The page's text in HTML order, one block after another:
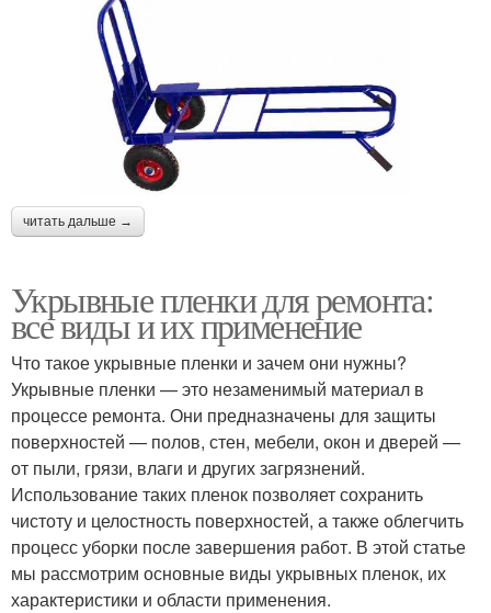
читать дальше →
Укрывные пленки для ремонта:
все виды и их применение
Что такое укрывные пленки и зачем они нужны?
Укрывные пленки — это незаменимый материал в
процессе ремонта. Они предназначены для защиты
поверхностей — полов, стен, мебели, окон и дверей —
от пыли, грязи, влаги и других загрязнений.
Использование таких пленок позволяет сохранить
чистоту и целостность поверхностей, а также облегчить
процесс уборки после завершения работ. В этой статье
мы рассмотрим основные виды укрывных пленок, их
характеристики и области применения.